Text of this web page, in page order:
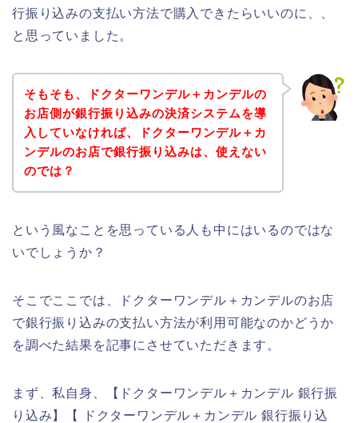
行振り込みの支払い方法で購入できたらいいのに、、
と思っていました。
そもそも、ドクターワンデル＋カンデルの
お店側が銀行振り込みの決済システムを導
入していなければ、ドクターワンデル＋カ
ンデルのお店で銀行振り込みは、使えない
のでは？
という風なことを思っている人も中にはいるのではな
いでしょうか？
そこでここでは、ドクターワンデル＋カンデルのお店
で銀行振り込みの支払い方法が利用可能なのかどうか
を調べた結果を記事にさせていただきます。
まず、私自身、【ドクターワンデル＋カンデル 銀行振
り込み】【 ドクターワンデル＋カンデル 銀行振り込